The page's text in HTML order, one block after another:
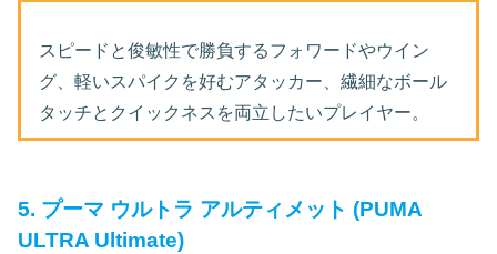
スピードと俊敏性で勝負するフォワードやウイン
グ、軽いスパイクを好むアタッカー、繊細なボール
タッチとクイックネスを両立したいプレイヤー。
5. プーマ ウルトラ アルティメット (PUMA
ULTRA Ultimate)